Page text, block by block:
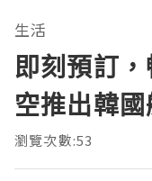
生活
即刻預訂
空推出韓
瀏覽次數:53